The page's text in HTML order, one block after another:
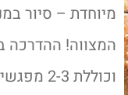
מיוחדת – סיור
המצווה!
וכוללת 2-3 מפגשים מקדימים עם חונך.